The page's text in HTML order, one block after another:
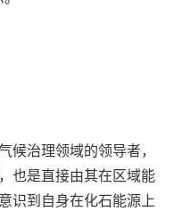
候治理领域的领导者，
也是直接由其在区域能
识到自身在化石能源上